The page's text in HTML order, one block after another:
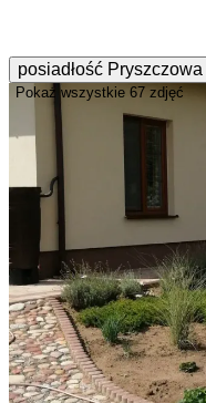
posiadłość Pryszczowa
Pokaż wszystkie 67 zdjęć